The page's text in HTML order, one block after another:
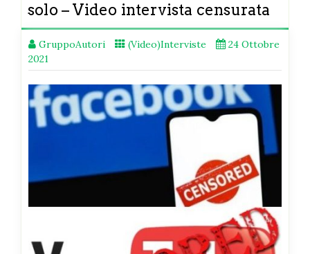
solo – Video intervista censurata
GruppoAutori (Video)Interviste
24 Ottobre
2021